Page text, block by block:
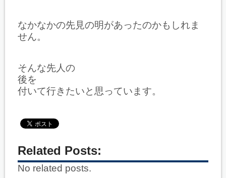
なかなかの先見の明があったのかもしれま
せん。
そんな先人の
後を
付いて行きたいと思っています。
Related Posts:
No related posts.